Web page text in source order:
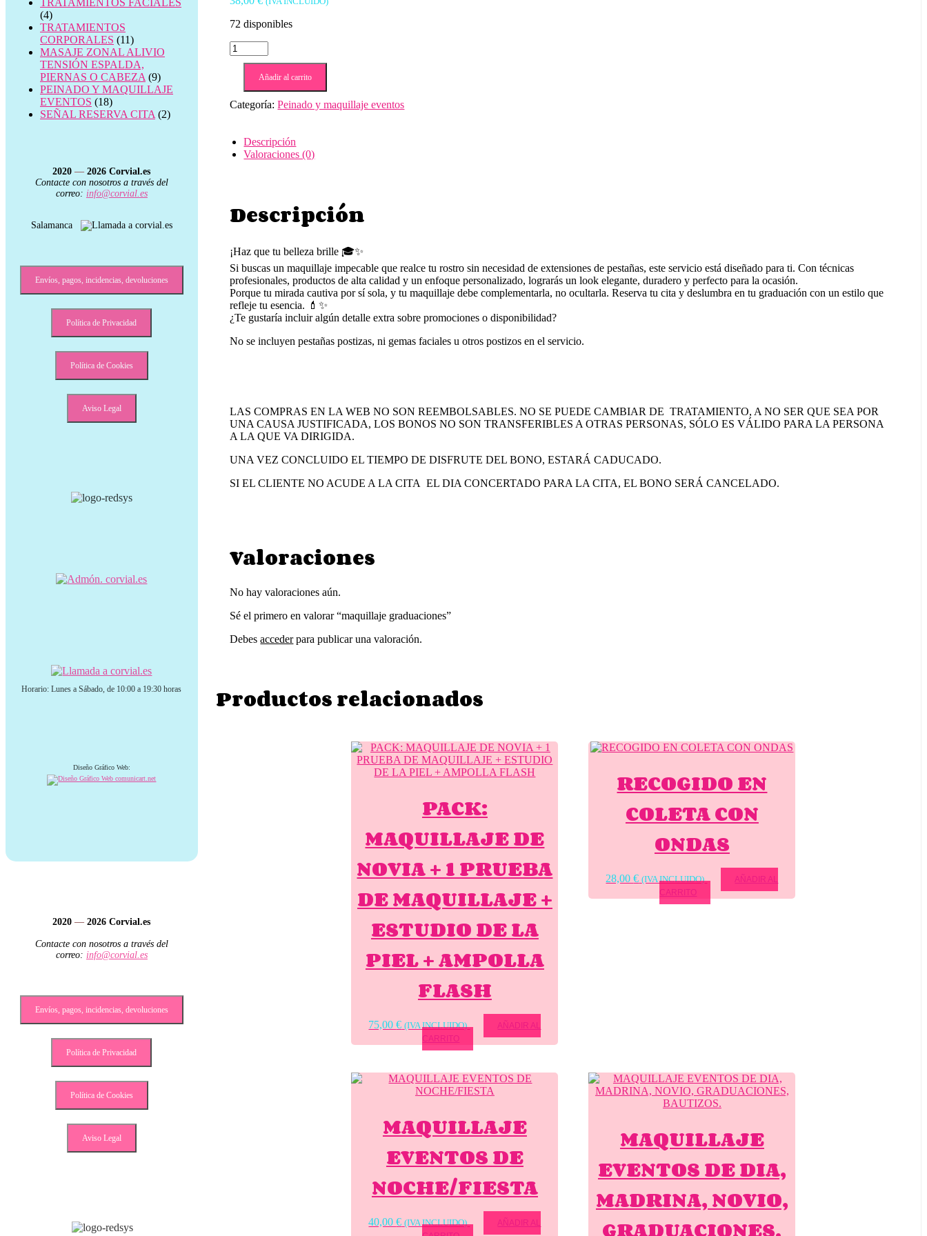
72 disponibles
maquillaje
graduaciones
cantidadAñadir al carrito
Categoría:Peinado y maquillaje eventos
Descripción
Valoraciones (0)
Descripción
¡Haz que tu belleza brille 🎓✨
Si buscas un maquillaje impecable que realce tu rostro sin necesidad de extensiones de pestañas, este servicio está diseñado para ti. Con técnicas
profesionales, productos de alta calidad y un enfoque personalizado, lograrás un look elegante, duradero y perfecto para la ocasión.
Porque tu mirada cautiva por sí sola, y tu maquillaje debe complementarla, no ocultarla. Reserva tu cita y deslumbra en tu graduación con un estilo que
refleje tu esencia. 💄✨
¿Te gustaría incluir algún detalle extra sobre promociones o disponibilidad?
No se incluyen pestañas postizas, ni gemas faciales u otros postizos en el servicio.
LAS COMPRAS EN LA WEB NO SON REEMBOLSABLES. NO SE PUEDE CAMBIAR DE TRATAMIENTO, A NO SER QUE SEA POR
UNA CAUSA JUSTIFICADA, LOS BONOS NO SON TRANSFERIBLES A OTRAS PERSONAS, SÓLO ES VÁLIDO PARA LA PERSONA
A LA QUE VA DIRIGIDA.
UNA VEZ CONCLUIDO EL TIEMPO DE DISFRUTE DEL BONO, ESTARÁ CADUCADO.
SI EL CLIENTE NO ACUDE A LA CITA EL DIA CONCERTADO PARA LA CITA, EL BONO SERÁ CANCELADO.
Valoraciones
No hay valoraciones aún.
Sé el primero en valorar “maquillaje graduaciones”
Debesaccederpara publicar una valoración.
Productos relacionados
PACK:
MAQUILLAJE DE
NOVIA + 1 PRUEBA
DE MAQUILLAJE +
ESTUDIO DE LA
PIEL + AMPOLLA
FLASH
75,00€ (IVA INCLUIDO)
AÑADIR AL
CARRITO
RECOGIDO EN
COLETA CON
ONDAS
28,00€ (IVA INCLUIDO)
AÑADIR AL
CARRITO
MAQUILLAJE
EVENTOS DE
NOCHE/FIESTA
40,00€ (IVA INCLUIDO)
AÑADIR AL
MAQUILLAJE
EVENTOS DE DIA,
MADRINA, NOVIO,
(4)
TRATAMIENTOS
CORPORALES (11)
MASAJE ZONAL ALIVIO
TENSIÓN ESPALDA,
PIERNAS O CABEZA (9)
PEINADO Y MAQUILLAJE
EVENTOS (18)
SEÑAL RESERVA CITA (2)
2020— 2026 Corvial.es
Contacte con nosotros a través del
correo: info@corvial.es
Salamanca
Envíos, pagos, incidencias, devoluciones
Política de Privacidad
Política de Cookies
Aviso Legal
Horario: Lunes a Sábado, de 10:00 a 19:30 horas
Diseño Gráfico Web:
2020— 2026 Corvial.es
Contacte con nosotros a través del
correo: info@corvial.es
Envíos, pagos, incidencias, devoluciones
Política de Privacidad
Política de Cookies
Aviso Legal